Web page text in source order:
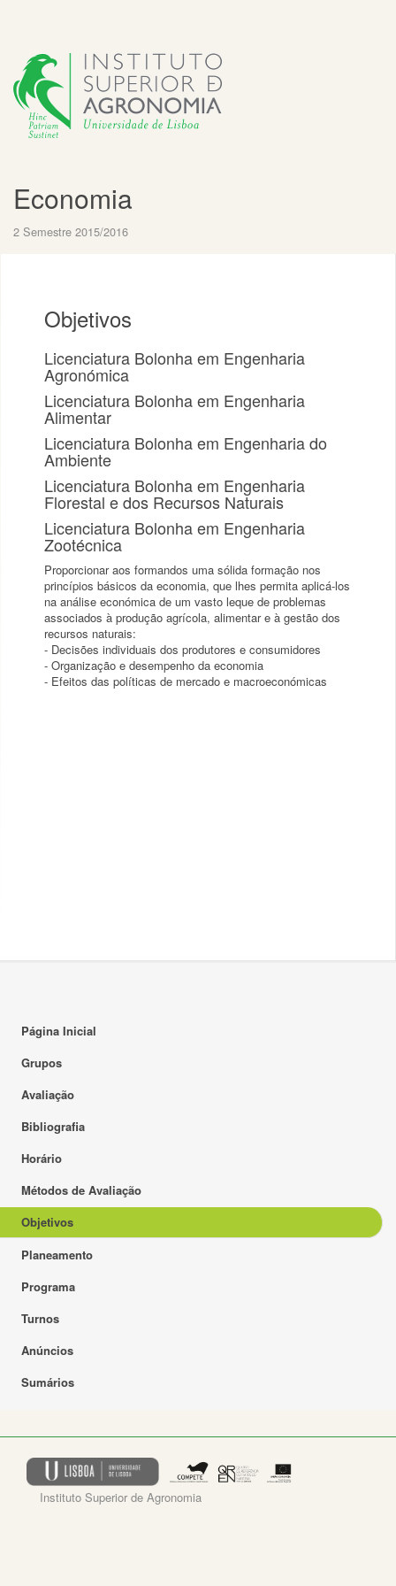
Economia
2 Semestre 2015/2016
Objetivos
Licenciatura Bolonha em Engenharia
Agronómica
Licenciatura Bolonha em Engenharia
Alimentar
Licenciatura Bolonha em Engenharia do
Ambiente
Licenciatura Bolonha em Engenharia
Florestal e dos Recursos Naturais
Licenciatura Bolonha em Engenharia
Zootécnica
Proporcionar aos formandos uma sólida formação nos
princípios básicos da economia, que lhes permita aplicá-los
na análise económica de um vasto leque de problemas
associados à produção agrícola, alimentar e à gestão dos
recursos naturais:
- Decisões individuais dos produtores e consumidores
- Organização e desempenho da economia
- Efeitos das políticas de mercado e macroeconómicas
Página Inicial
Grupos
Avaliação
Bibliografia
Horário
Métodos de Avaliação
Objetivos
Planeamento
Programa
Turnos
Anúncios
Sumários
Instituto Superior de Agronomia